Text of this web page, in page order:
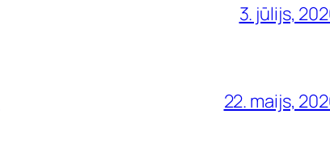
3. jūlijs,
22. maijs,